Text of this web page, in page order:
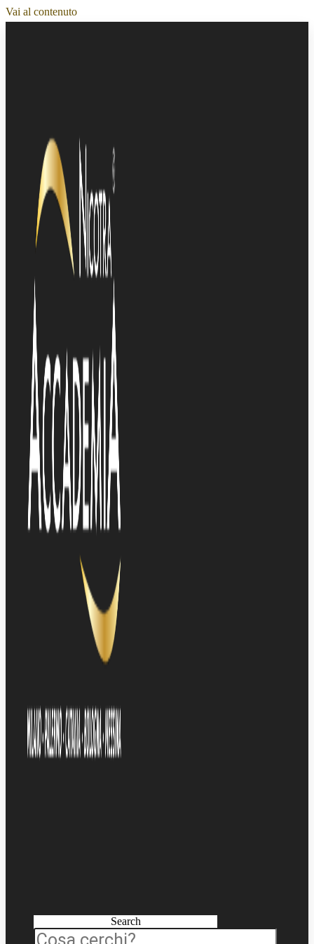
Vai al contenuto
Search